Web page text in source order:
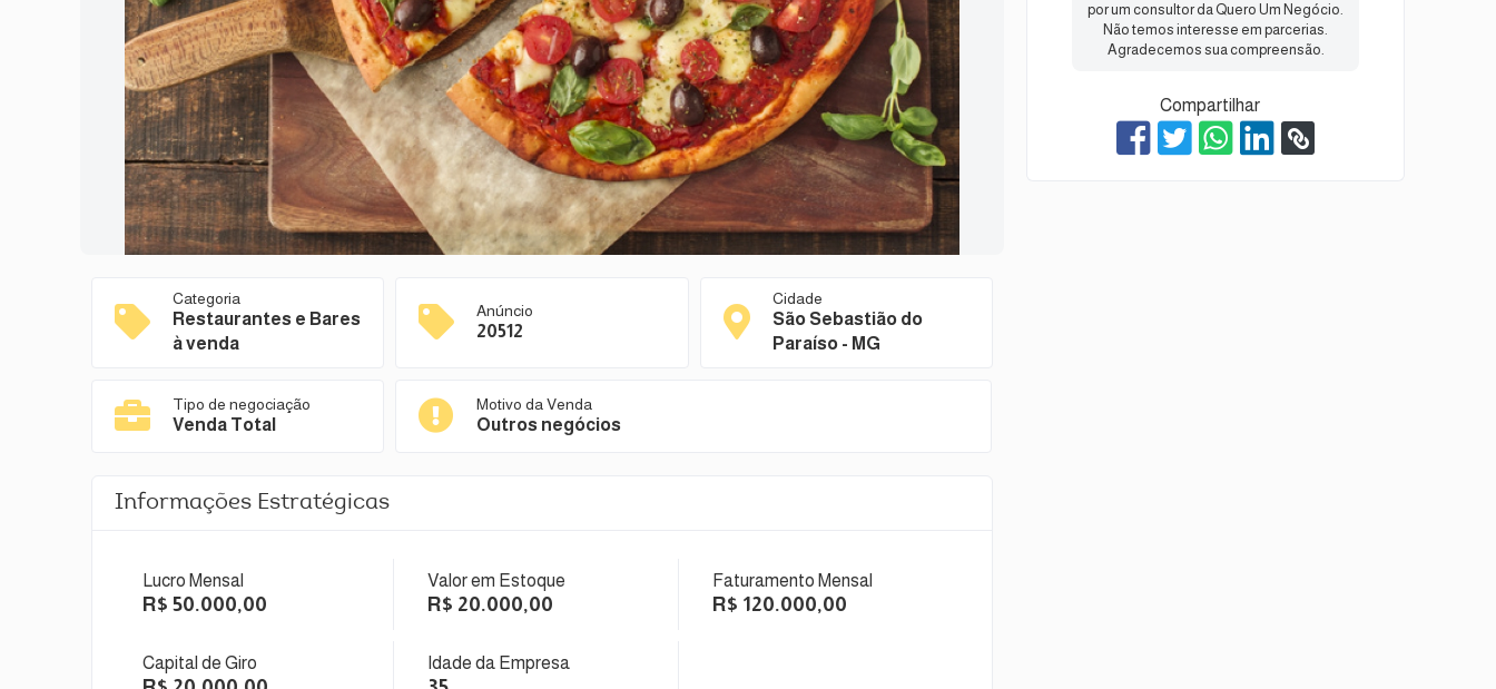
Categoria
Restaurantes e Bares
à venda
Anúncio
20512
Cidade
São Sebastião do
Paraíso - MG
Tipo de negociação
Venda Total
Motivo da Venda
Outros negócios
Informações Estratégicas
Lucro Mensal
R$ 50.000,00
Valor em Estoque
R$ 20.000,00
Faturamento Mensal
R$ 120.000,00
Capital de Giro Idade da Empresa
por um consultor da Quero Um Negócio.
Não temos interesse em parcerias.
Agradecemos sua compreensão.
Compartilhar